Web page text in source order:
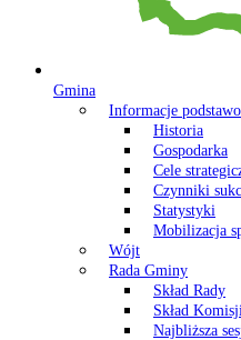
Gmina
Informacje
Historia
Gospodarka
Cele
Czynniki
Statystyki
Mobilizacja
Wójt
Rada Gminy
Skład Rady
Skład Komisji
Najbliższa